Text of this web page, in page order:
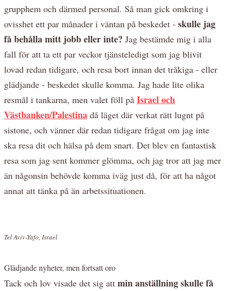
grupphem och därmed personal. Så man gick omkring i
ovisshet ett par månader i väntan på beskedet - skulle jag
få behålla mitt jobb eller inte? Jag bestämde mig i alla
fall för att ta ett par veckor tjänsteledigt som jag blivit
lovad redan tidigare, och resa bort innan det tråkiga - eller
glädjande - beskedet skulle komma. Jag hade lite olika
resmål i tankarna, men valet föll på Israel och
Västbanken/Palestina då läget där verkat rätt lugnt på
sistone, och vänner där redan tidigare frågat om jag inte
ska resa dit och hälsa på dem snart. Det blev en fantastisk
resa som jag sent kommer glömma, och jag tror att jag mer
än någonsin behövde komma iväg just då, för att ha något
annat att tänka på än arbetssituationen.
Tel Aviv-Yafo, Israel
Glädjande nyheter, men fortsatt oro
Tack och lov visade det sig att min anställning skulle få